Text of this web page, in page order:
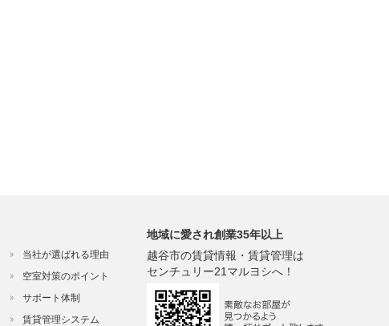
当社が選ばれる理由
空室対策のポイント
サポート体制
賃貸管理システム
地域に愛され創業35年以上
越谷市の賃貸情報・賃貸管理は
センチュリー21マルヨシへ！